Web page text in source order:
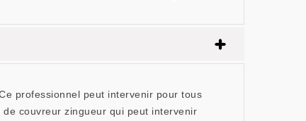
professionnel peut intervenir pour tous
couvreur zingueur qui peut intervenir